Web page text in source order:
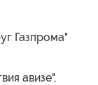
Газпрома"
авизе",